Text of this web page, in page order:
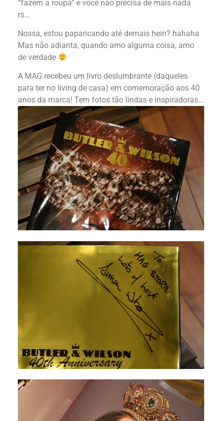
“fazem a roupa” e você não precisa de mais nada
rs…
Nossa, estou paparicando até demais hein? hahaha
Mas não adianta, quando amo alguma coisa, amo
de verdade
A MAG recebeu um livro deslumbrante (daqueles
para ter no living de casa) em comemoração aos 40
anos da marca! Tem fotos tão lindas e inspiradoras…